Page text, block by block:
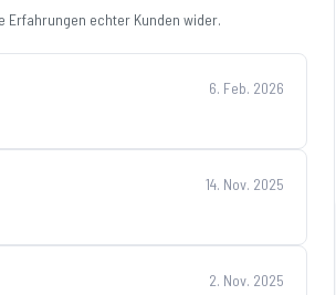
Erfahrungen echter Kunden wider.
6. Feb. 2026
14. Nov. 2025
2. Nov. 2025